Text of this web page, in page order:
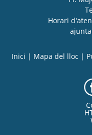
Horari
Inici Mapa del lloc